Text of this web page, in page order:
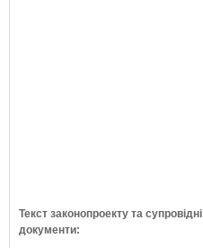
Текст законопроекту та супровідні
документи: